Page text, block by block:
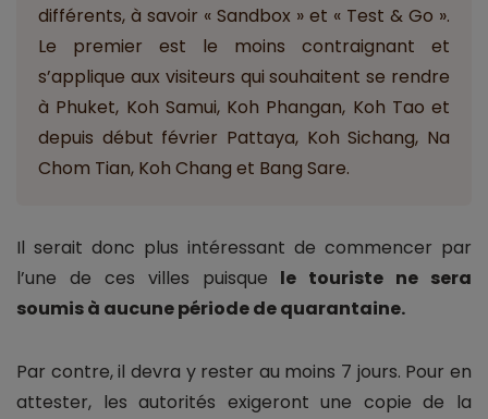
différents, à savoir « Sandbox » et « Test & Go ».
Le premier est le moins contraignant et
s’applique aux visiteurs qui souhaitent se rendre
à Phuket, Koh Samui, Koh Phangan, Koh Tao et
depuis début février Pattaya, Koh Sichang, Na
Chom Tian, Koh Chang et Bang Sare.
Il serait donc plus intéressant de commencer par
l’une de ces villes puisque le touriste ne sera
soumis à aucune période de quarantaine.
Par contre, il devra y rester au moins 7 jours. Pour en
attester, les autorités exigeront une copie de la